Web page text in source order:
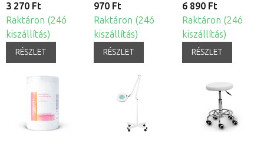
3 270 Ft
Raktáron (24ó
kiszállítás)
RÉSZLET
970 Ft
Raktáron (24ó
kiszállítás)
RÉSZLET
6 890 Ft
Raktáron (24ó
kiszállítás)
RÉSZLET